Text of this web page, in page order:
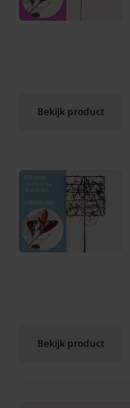
Bekijk product
Bekijk product